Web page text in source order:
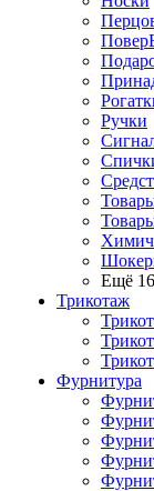
Ручки
Ещё 16
Трикотаж
Фурнитура